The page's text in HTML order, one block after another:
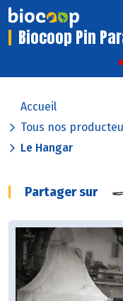
Biocoop Pin
Accueil
Tous nos
Le Hangar
Partager sur